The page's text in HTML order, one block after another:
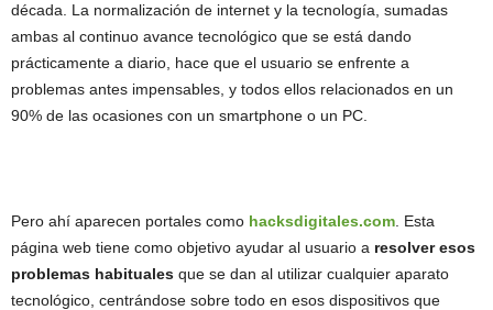
década. La normalización de internet y la tecnología, sumadas
ambas al continuo avance tecnológico que se está dando
prácticamente a diario, hace que el usuario se enfrente a
problemas antes impensables, y todos ellos relacionados en un
90% de las ocasiones con un smartphone o un PC.
Pero ahí aparecen portales como hacksdigitales.com . Esta
página web tiene como objetivo ayudar al usuario a resolver esos
problemas habituales que se dan al utilizar cualquier aparato
tecnológico, centrándose sobre todo en esos dispositivos que